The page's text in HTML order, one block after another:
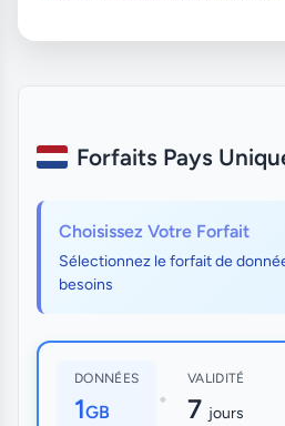
Forfaits Pays
Choisissez Votre Forfait
Sélectionnez le forfait de
besoins
DONNÉES
1GB •
VALIDITÉ
7 jours